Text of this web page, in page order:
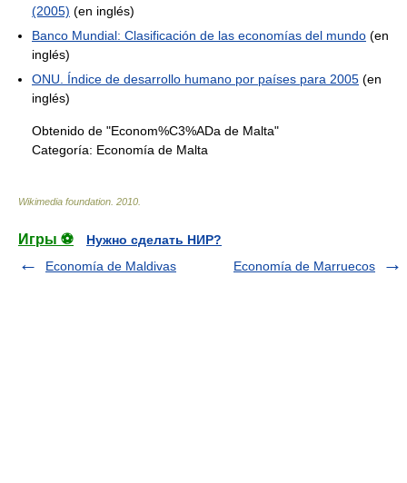
(2005) (en inglés)
Banco Mundial: Clasificación de las economías del mundo (en
inglés)
ONU. Índice de desarrollo humano por países para 2005 (en
inglés)
Obtenido de "Econom%C3%ADa de Malta"
Categoría: Economía de Malta
Wikimedia foundation 2010
Игры ⚽
Нужно сделать НИР?
Economía de Maldivas
Economía de Marruecos